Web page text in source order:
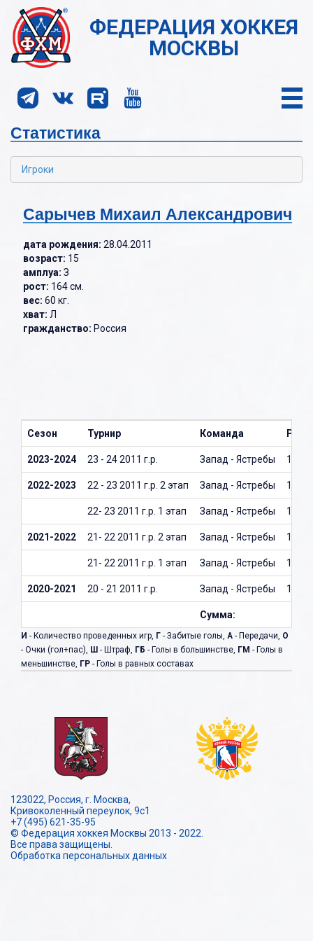
ФЕДЕРАЦИЯ ХОККЕЯ
МОСКВЫ
Статистика
Игроки
Сарычев Михаил Александрович
дата рождения: 28.04.2011
возраст: 15
амплуа: З
рост: 164 см.
вес: 60 кг.
хват: Л
гражданство: Россия
Сезон Турнир Команда Рост
2023-2024 23 - 24 2011 г.р. Запад - Ястребы 164
2022-2023 22 - 23 2011 г.р. 2 этап Запад - Ястребы 154
22- 23 2011 г.р. 1 этап Запад - Ястребы 154
2021-2022 21- 22 2011 г.р. 2 этап Запад - Ястребы 150
21- 22 2011 г.р. 1 этап Запад - Ястребы 150
2020-2021 20 - 21 2011 г.р. Запад - Ястребы 142
Сумма:
И - Количество проведенных игр, Г - Забитые голы, А - Передачи, О
- Очки (гол+пас), Ш - Штраф, ГБ - Голы в большинстве, ГМ - Голы в
меньшинстве, ГР - Голы в равных составах
123022, Россия, г. Москва,
Кривоколенный переулок, 9с1
+7 (495) 621-35-95
© Федерация хоккея Москвы 2013 - 2022.
Все права защищены.
Обработка персональных данных